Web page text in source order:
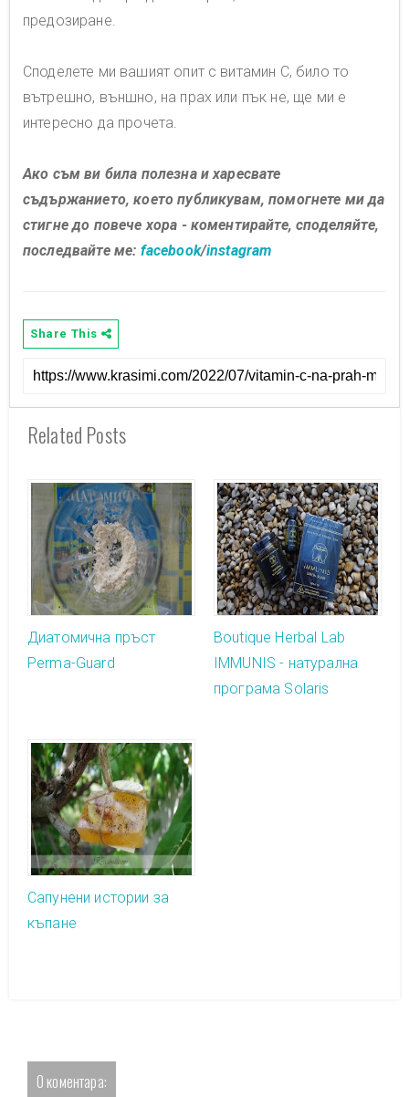
предозиране.
Споделете ми вашият опит с витамин C, било то
вътрешно, външно, на прах или пък не, ще ми е
интересно да прочета.
Ако съм ви била полезна и харесвате
съдържанието, което публикувам, помогнете ми да
стигне до повече хора - коментирайте, споделяйте,
последвайте ме: facebook/instagram
Share This
Related Posts
Диатомична пръст
Perma-Guard
Boutique Herbal Lab
IMMUNIS - натурална
програма Solaris
Сапунени истории за
къпане
0 коментара: